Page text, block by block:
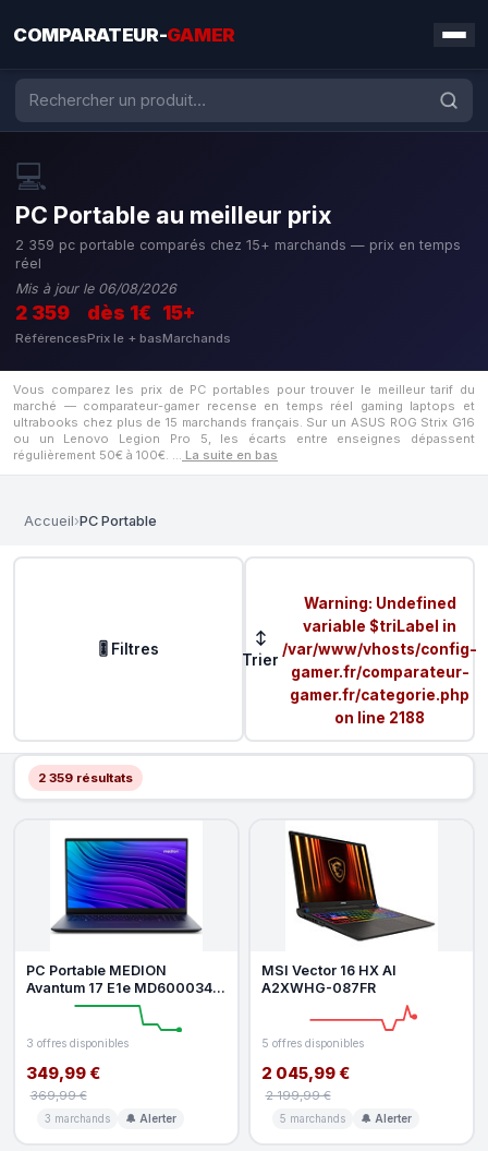
COMPARATEUR-GAMER
💻
PC Portable au meilleur prix
2 359 pc portable comparés chez 15+ marchands — prix en temps
réel
Mis à jour le 06/08/2026
2 359
Références
dès 1€
Prix le + bas
15+
Marchands
Vous comparez les prix de PC portables pour trouver le meilleur tarif du
marché — comparateur-gamer recense en temps réel gaming laptops et
ultrabooks chez plus de 15 marchands français. Sur un ASUS ROG Strix G16
ou un Lenovo Legion Pro 5, les écarts entre enseignes dépassent
régulièrement 50€ à 100€. … La suite en bas
Accueil›PC Portable
🎚️ Filtres
↕
Trier
Warning: Undefined
variable $triLabel in
/var/www/vhosts/config-
gamer.fr/comparateur-
gamer.fr/categorie.php
on line 2188
2 359 résultats
PC Portable MEDION
Avantum 17 E1e MD600034 -
Win 11S Microsoft 365 inclus
3 offres disponibles
349,99 €
369,99 €
3 marchands 🔔 Alerter
MSI Vector 16 HX AI
A2XWHG-087FR
5 offres disponibles
2 045,99 €
2 199,99 €
5 marchands 🔔 Alerter